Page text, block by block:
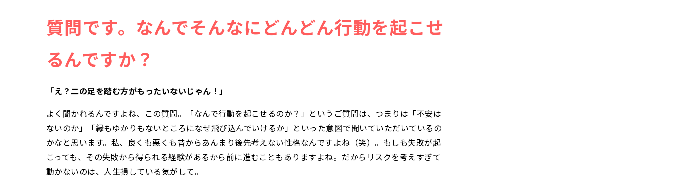
質問です。なんでそんなにどんどん行動を起こせ
るんですか？
「え？二の足を踏む方がもったいないじゃん！」
よく聞かれるんですよね、この質問。「なんで行動を起こせるのか？」というご質問は、つまりは「不安は
ないのか」「縁もゆかりもないところになぜ飛び込んでいけるか」といった意図で聞いていただいているの
かなと思います。私、良くも悪くも昔からあんまり後先考えない性格なんですよね（笑）。もしも失敗が起
こっても、その失敗から得られる経験があるから前に進むこともありますよね。だからリスクを考えすぎて
動かないのは、人生損している気がして。